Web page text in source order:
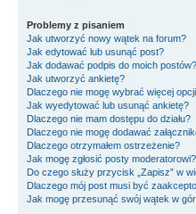
Problemy z pisaniem
Jak utworzyć nowy wątek na forum?
Jak edytować lub usunąć post?
Jak dodawać podpis do moich postów?
Jak utworzyć ankietę?
Dlaczego nie mogę wybrać więcej
Jak wyedytować lub usunąć ankietę?
Dlaczego nie mam dostępu do działu?
Dlaczego nie mogę dodawać
Dlaczego otrzymałem ostrzeżenie?
Jak mogę zgłosić posty moderatorowi?
Do czego służy przycisk „Zapisz” w
Dlaczego mój post musi być
Jak mogę przesunąć swój wątek w